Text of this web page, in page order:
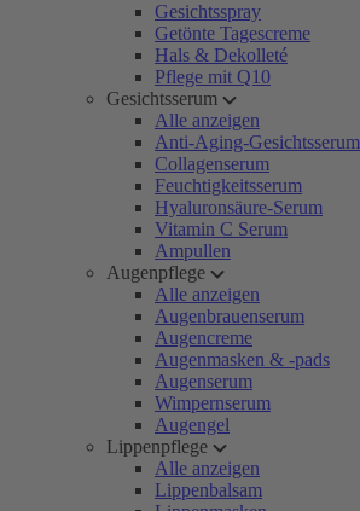
Gesichtsspray
Getönte Tagescreme
Hals & Dekolleté
Pflege mit Q10
Gesichtsserum
Alle anzeigen
Anti-Aging-Gesichtsserum
Collagenserum
Feuchtigkeitsserum
Hyaluronsäure-Serum
Vitamin C Serum
Ampullen
Augenpflege
Alle anzeigen
Augenbrauenserum
Augencreme
Augenmasken & -pads
Augenserum
Wimpernserum
Augengel
Lippenpflege
Alle anzeigen
Lippenbalsam